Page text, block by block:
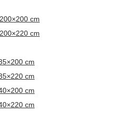
cm
cm
cm
cm
cm
cm